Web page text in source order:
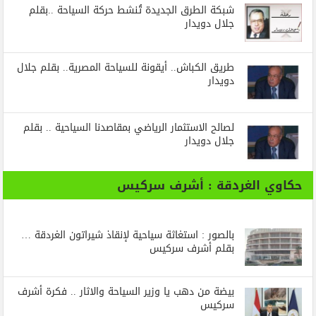
شبكة الطرق الجديدة تُنشط حركة السياحة ..بقلم
جلال دويدار
طريق الكباش.. أيقونة للسياحة المصرية.. بقلم جلال
دويدار
لصالح الاستثمار الرياضي بمقاصدنا السياحية .. بقلم
جلال دويدار
حكاوي الغردقة : أشرف سركيس
بالصور : استغاثة سياحية لإنقاذ شيراتون الغردقة …
بقلم أشرف سركيس
بيضة من دهب يا وزير السياحة والاثار .. فكرة أشرف
سركيس